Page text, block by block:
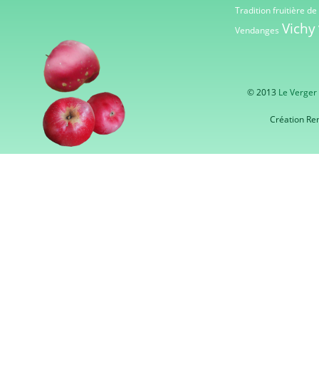
Tradition fruitière de
Vendanges Vichy
© 2013 Le
Création